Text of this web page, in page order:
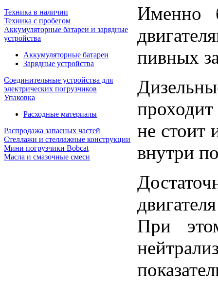
Техника в наличии
Техника с пробегом
Аккумуляторные батареи и зарядные
устройства
Аккумуляторные батареи
Зарядные устройства
Соединительные устройства для
электрических погрузчиков
Упаковка
Расходные материалы
Распродажа запасных частей
Стеллажи и стеллажные конструкции
Мини погрузчики Bobcat
Масла и смазочные смеси
Именно
пивных
не стоит
внутри
При